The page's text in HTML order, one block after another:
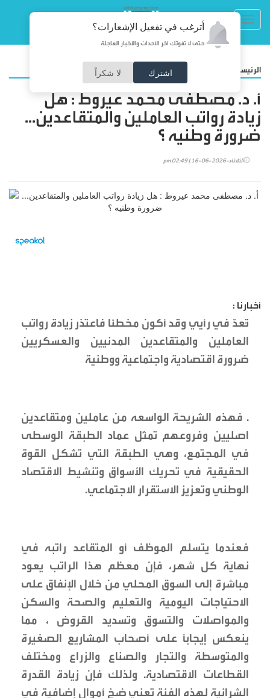
أترغب في تفعيل الإشعارات؟
حتى لا تفوتك آخر الأحداث والأخبار العاجلة
اشترك لا شكراً الرئيسية
أ. د. مصطفى محمد عيروط : هل
زيادة رواتب العاملين والمتقاعدين...
ضرورة وطنيه ؟
الثلاثاء-2026-06-16 | 02:49 pm
أخبارنا :
تُعدّ في رأيي وقد أكون مخطئا فاعتذر زيادة رواتب
العاملين والمتقاعدين المدنيين والعسكريين
ضرورة اقتصادية واجتماعية ووطنية
. فهذه الشريحة الواسعه من عاملين ومتقاعدين
اصليين وفروعهم تمثل عماد الطبقة الوسطى
في المجتمع، وهي الطبقة التي تشكل القوة
الحقيقية في تحريك الأسواق وتنشيط الاقتصاد
الوطني وتعزيز الاستقرار الاجتماعي.
فعندما يتسلم الموظف أو المتقاعد راتبه في
نهاية كل شهر، فإن معظم هذا الراتب يعود
مباشرة إلى السوق المحلي من خلال الإنفاق على
الاحتياجات اليومية والتعليم والصحة والسكن
والمواصلات والتسوق وتسديد القروض ، مما
ينعكس إيجابًا على أصحاب المشاريع الصغيرة
والمتوسطة والتجار والصناع والزراع ومختلف
القطاعات الاقتصادية. ولذلك فإن زيادة القدرة
الشرائية لهذه الفئة تعني ضخ أموال إضافية في